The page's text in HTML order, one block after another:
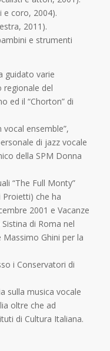
e coro, 2004).
2011).
e strumenti
guidato varie
regionale del
ed il “Chorton” di
ensemble”,
di jazz vocale
della SPM Donna
“The Full Monty”
Proietti) che ha
2001 e Vacanze
di Roma nel
Ghini per la
i Conservatori di
sulla musica vocale
oltre che ad
di Cultura Italiana.